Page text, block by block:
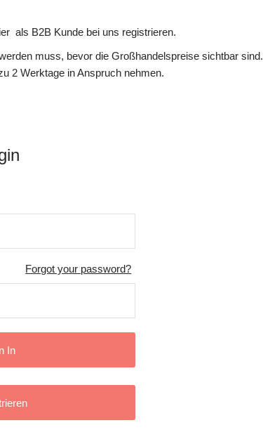
als B2B Kunde bei uns registrieren.
muss, bevor die Großhandelspreise sichtbar sind.
2 Werktage in Anspruch nehmen.
Forgot your password?